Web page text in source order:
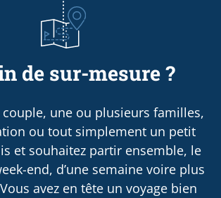
de sur-mesure ?
couple, une ou plusieurs familles,
ou tout simplement un petit
et souhaitez partir ensemble, le
end, d’une semaine voire plus
avez en tête un voyage bien